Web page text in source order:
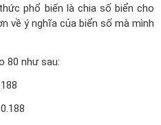
phổ biến là chia số biển cho
về ý nghĩa của biển số mà mình
80 như sau: